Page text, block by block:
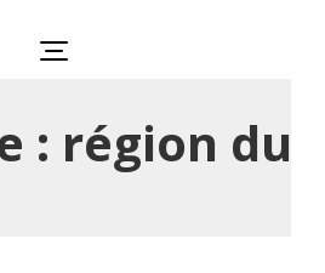
: région du